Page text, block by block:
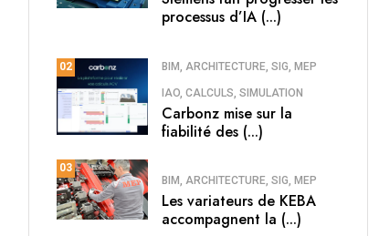
processus d’IA (...)
02 BIM, ARCHITECTURE, SIG, MEP
IAO, CALCULS, SIMULATION
Carbonz mise sur la
fiabilité des (...)
03
BIM, ARCHITECTURE, SIG, MEP
Les variateurs de KEBA
accompagnent la (...)